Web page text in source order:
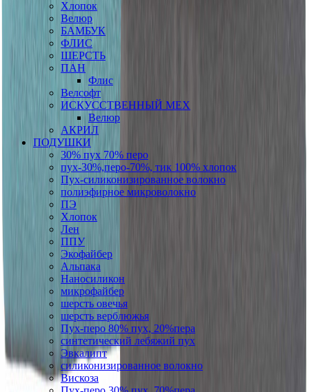
Хлопок
Велюр
БАМБУК
ФЛИС
ШЕРСТЬ
ПАН
Флис
Велсофт
ИСКУССТВЕННЫЙ МЕХ
Велюр
АКРИЛ
ПОДУШКИ
30% пух 70% перо
пух-30%,перо-70%, тик 100% хлопок
Пух-силиконизированное волокно
полиэфирное микроволокно
ПЭ
Хлопок
Лен
ППУ
Экофайбер
Альпака
Наносиликон
микрофайбер
шерсть овечья
шерсть верблюжья
Пух-перо 80% пух, 20%пера
синтетический лебяжий пух
Эвкалипт
силиконизированное волокно
Вискоза